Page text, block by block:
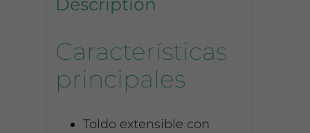
Description
Características
principales
Toldo extensible con